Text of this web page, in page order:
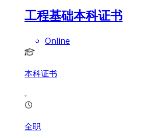
工程基础本科证书
Online
本科证书
全职